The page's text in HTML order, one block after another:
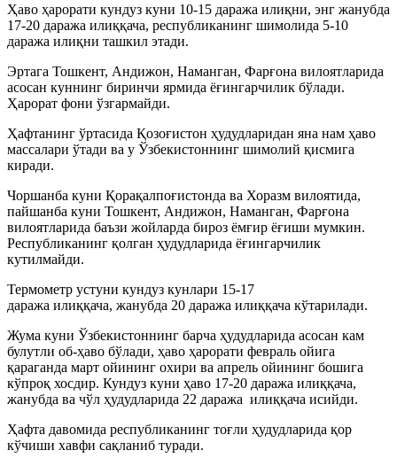
Ҳаво ҳарорати кундуз куни 10-15 даража илиқни, энг жанубда
17-20 даража илиққача, республиканинг шимолида 5-10
даража илиқни ташкил этади.
Эртага Тошкент, Андижон, Наманган, Фарғона вилоятларида
асосан куннинг биринчи ярмида ёғингарчилик бўлади.
Ҳарорат фони ўзгармайди.
Ҳафтанинг ўртасида Қозоғистон ҳудудларидан яна нам ҳаво
массалари ўтади ва у Ўзбекистоннинг шимолий қисмига
киради.
Чоршанба куни Қорақалпоғистонда ва Хоразм вилоятида,
пайшанба куни Тошкент, Андижон, Наманган, Фарғона
вилоятларида баъзи жойларда бироз ёмғир ёғиши мумкин.
Республиканинг қолган ҳудудларида ёғингарчилик
кутилмайди.
Термометр устуни кундуз кунлари 15-17
даража илиққача, жанубда 20 даража илиққача кўтарилади.
Жума куни Ўзбекистоннинг барча ҳудудларида асосан кам
булутли об-ҳаво бўлади, ҳаво ҳарорати февраль ойига
қараганда март ойининг охири ва апрель ойининг бошига
кўпроқ хосдир. Кундуз куни ҳаво 17-20 даража илиққача,
жанубда ва чўл ҳудудларида 22 даража илиққача исийди.
Ҳафта давомида республиканинг тоғли ҳудудларида қор
кўчиши хавфи сақланиб туради.